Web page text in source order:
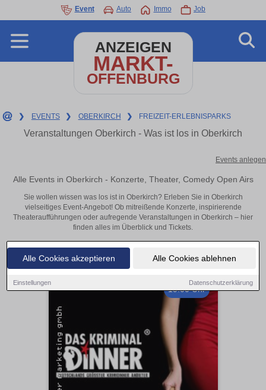
Alle Cookies akzeptieren Alle Cookies ablehnen
Einstellungen Datenschutzerklärung
Event Auto Immo Job
ANZEIGEN
MARKT-
OFFENBURG
❯ EVENTS ❯ OBERKIRCH ❯ FREIZEIT-ERLEBNISPARKS
Veranstaltungen Oberkirch - Was ist los in Oberkirch
Events anlegen
Alle Events in Oberkirch - Konzerte, Theater, Comedy Open Airs
Sie wollen wissen was los ist in Oberkirch? Erleben Sie in Oberkirch
vielseitiges Event-Angebot! Ob mitreißende Konzerte, inspirierende
Theateraufführungen oder aufregende Veranstaltungen in Oberkirch – hier
finden alles im Überblick und Tickets.
19:00 Uhr